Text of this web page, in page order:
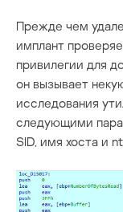
Прежде чем
имплант
привилегии для
он вызывает
исследования
следующими
SID, имя хоста и